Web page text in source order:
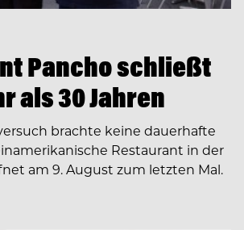
Pancho schließt
als 30 Jahren
brachte keine dauerhafte
Restaurant in der
am 9. August zum letzten Mal.